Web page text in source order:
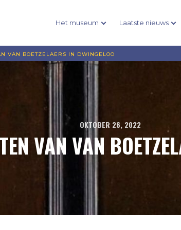
Het museum Laatste nieuws
VAN BOETZELAERS IN DWINGELOO
OKTOBER 26, 2022
VAN VAN